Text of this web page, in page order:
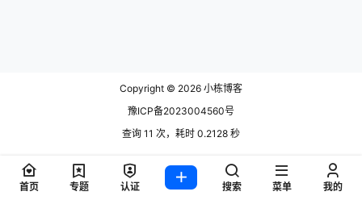
Copyright © 2026 小栋博客
豫ICP备2023004560号
查询 11 次，耗时 0.2128 秒
首页 专题 认证 搜索 菜单 我的